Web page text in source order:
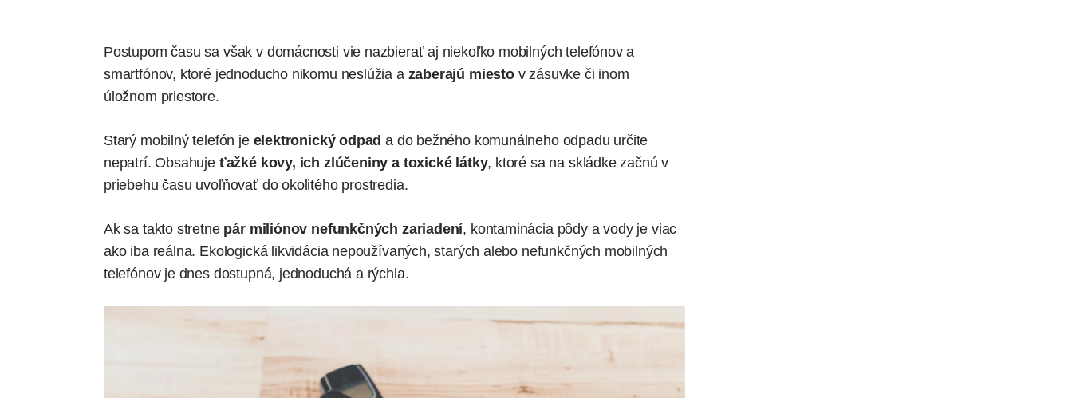
Postupom času sa však v domácnosti vie nazbierať aj niekoľko mobilných telefónov a
smartfónov, ktoré jednoducho nikomu neslúžia a zaberajú miestov zásuvke či inom
úložnom priestore.
Starý mobilný telefón je elektronický odpad a do bežného komunálneho odpadu určite
nepatrí. Obsahuje ťažké kovy, ich zlúčeniny a toxické látky, ktoré sa na skládke začnú v
priebehu času uvoľňovať do okolitého prostredia.
Ak sa takto stretne pár miliónov nefunkčných zariadení, kontaminácia pôdy a vody je viac
ako iba reálna. Ekologická likvidácia nepoužívaných, starých alebo nefunkčných mobilných
telefónov je dnes dostupná, jednoduchá a rýchla.